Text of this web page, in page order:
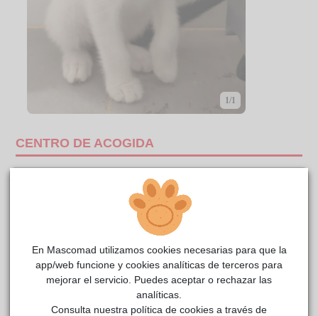
1/1
CENTRO DE ACOGIDA
En Mascomad utilizamos cookies necesarias para que la
app/web funcione y cookies analíticas de terceros para
mejorar el servicio. Puedes aceptar o rechazar las
analíticas.
Consulta nuestra política de cookies a través de